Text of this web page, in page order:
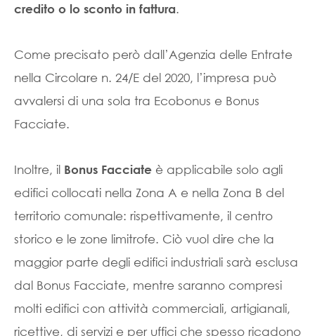
credito o lo sconto in fattura.
Come precisato però dall’Agenzia delle Entrate
nella Circolare n. 24/E del 2020, l’impresa può
avvalersi di una sola tra Ecobonus e Bonus
Facciate.
Inoltre, il Bonus Facciate è applicabile solo agli
edifici collocati nella Zona A e nella Zona B del
territorio comunale: rispettivamente, il centro
storico e le zone limitrofe. Ciò vuol dire che la
maggior parte degli edifici industriali sarà esclusa
dal Bonus Facciate, mentre saranno compresi
molti edifici con attività commerciali, artigianali,
ricettive, di servizi e per uffici che spesso ricadono